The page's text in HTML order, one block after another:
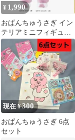
¥ 1,990
おぱんちゅうさぎ イン
テリアミニフィギュア
全7種類 コンプリート
現在 ¥300
おぱんちゅうさぎ 6点
セット